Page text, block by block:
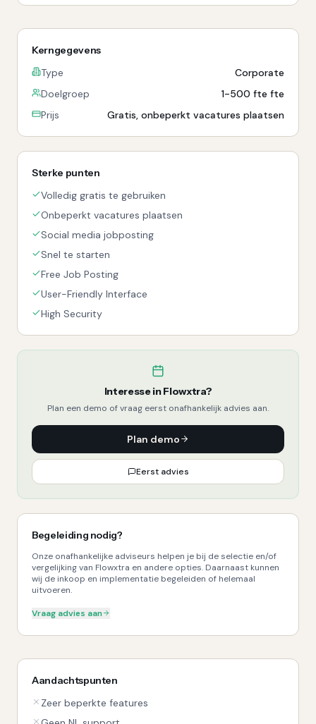
Kerngegevens
Type
Corporate
Doelgroep
1-500 fte fte
Prijs
Gratis, onbeperkt vacatures plaatsen
Sterke punten
Volledig gratis te gebruiken
Onbeperkt vacatures plaatsen
Social media jobposting
Snel te starten
Free Job Posting
User-Friendly Interface
High Security
Interesse inFlowxtra?
Plan een demo of vraag eerst onafhankelijk advies aan.
Plan demo
Eerst advies
Begeleiding nodig?
Onze onafhankelijke adviseurs helpen je bij de selectie en/of
vergelijking van Flowxtra en andere opties. Daarnaast kunnen
wij de inkoop en implementatie begeleiden of helemaal
uitvoeren.
Vraag advies aan
Aandachtspunten
Zeer beperkte features